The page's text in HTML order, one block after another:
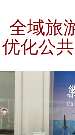
全域旅
优化公